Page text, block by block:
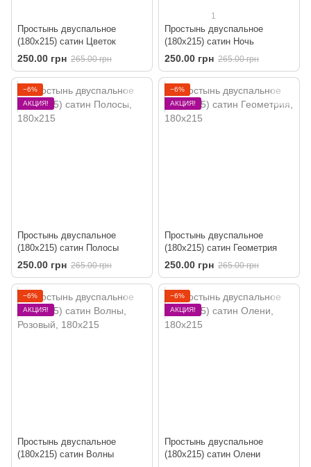
Простынь двуспальное
(180х215) сатин Цветок
250.00 грн 265.00 грн
1
Простынь двуспальное
(180х215) сатин Ночь
250.00 грн 265.00 грн
−6%
АКЦИЯ!
Простынь двуспальное
(180х215) сатин Полосы
250.00 грн 265.00 грн
−6%
АКЦИЯ!
Простынь двуспальное
(180х215) сатин Геометрия
250.00 грн 265.00 грн
−6%
АКЦИЯ!
Простынь двуспальное
(180х215) сатин Волны
−6%
АКЦИЯ!
Простынь двуспальное
(180х215) сатин Олени